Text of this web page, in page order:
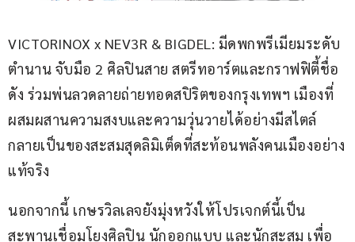
VICTORINOX x NEV3R & BIGDEL: มีดพกพรีเมียมระดับ
ตำนาน จับมือ 2 ศิลปินสาย สตรีทอาร์ตและกราฟฟิตี้ชื่อ
ดัง ร่วมพ่นลวดลายถ่ายทอดสปิริตของกรุงเทพฯ เมืองที่
ผสมผสานความสงบและความวุ่นวายได้อย่างมีสไตล์
กลายเป็นของสะสมสุดลิมิเต็ดที่สะท้อนพลังคนเมืองอย่าง
แท้จริง
นอกจากนี้ เกษรวิลเลจยังมุ่งหวังให้โปรเจกต์นี้เป็น
สะพานเชื่อมโยงศิลปิน นักออกแบบ และนักสะสม เพื่อ